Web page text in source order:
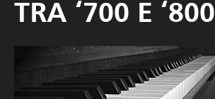
TRA ‘700 E ‘800